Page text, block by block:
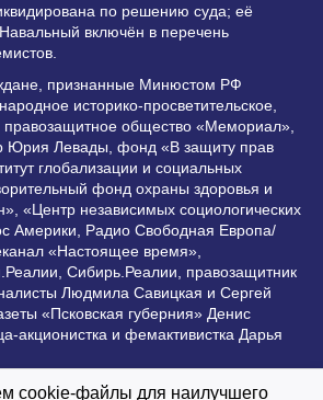
по решению суда; её
включён в перечень
признанные Минюстом РФ
историко-просветительское,
правозащитное общество «Мемориал»,
Юрия Левады, фонд «В защиту прав
глобализации и социальных
фонд охраны здоровья и
«Центр независимых социологических
Америки, Радио Свободная Европа/
«Настоящее время»,
Сибирь.Реалии, правозащитник
Людмила Савицкая и Сергей
«Псковская губерния» Денис
акционистка и фемактивистка Дарья
и охраняются законом. Любое
cookie-файлы для наилучшего